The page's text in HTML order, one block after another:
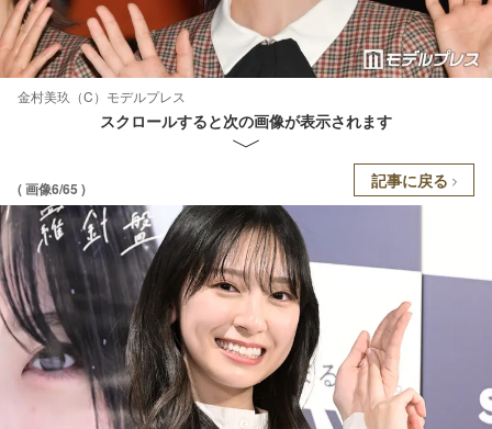
金村美玖（C）モデルプレス
スクロールすると次の画像が表示されます
( 画像6/65 ) 記事に戻る